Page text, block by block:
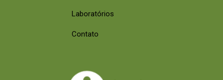
Laboratórios
Contato